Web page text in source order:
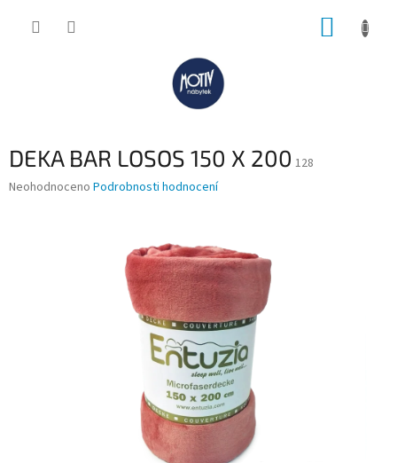
DEKA BAR LOSOS 150 X 200 128
Průměrné
Neohodnoceno Podrobnosti hodnocení